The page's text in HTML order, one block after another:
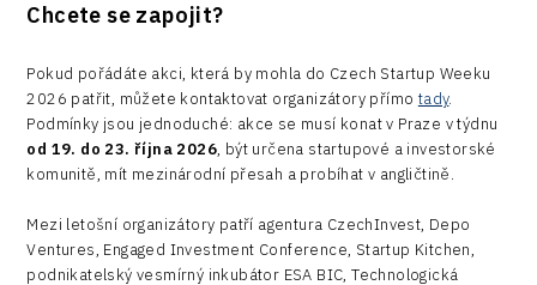
Chcete se zapojit?
Pokud pořádáte akci, která by mohla do Czech Startup Weeku
2026 patřit, můžete kontaktovat organizátory přímo tady.
Podmínky jsou jednoduché: akce se musí konat v Praze v týdnu
od 19. do 23. října 2026, být určena startupové a investorské
komunitě, mít mezinárodní přesah a probíhat v angličtině.
Mezi letošní organizátory patří agentura CzechInvest, Depo
Ventures, Engaged Investment Conference, Startup Kitchen,
podnikatelský vesmírný inkubátor ESA BIC, Technologická